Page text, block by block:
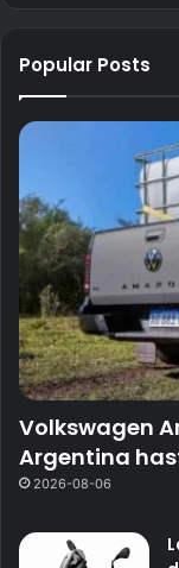
Popular Posts
Volkswagen
Argentina
2026-08-06